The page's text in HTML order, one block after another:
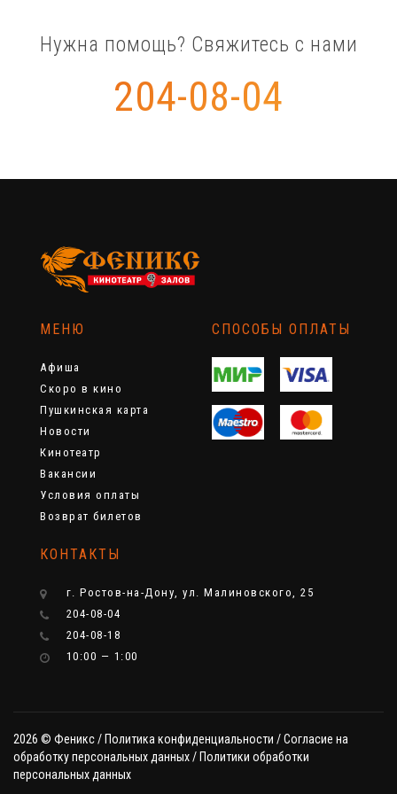
Нужна помощь? Свяжитесь с нами
204-08-04
МЕНЮ
Афиша
Скоро в кино
Пушкинская карта
Новости
Кинотеатр
Вакансии
Условия оплаты
Возврат билетов
СПОСОБЫ ОПЛАТЫ
КОНТАКТЫ
г. Ростов-на-Дону, ул. Малиновского, 25
204-08-04
204-08-18
10:00 — 1:00
2026 © Феникс / Политика конфиденциальности /Cогласие на
обработку персональных данных/ Политики обработки
персональных данных